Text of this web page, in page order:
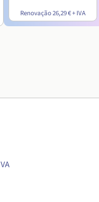
Renovação26,29 €+ IVA